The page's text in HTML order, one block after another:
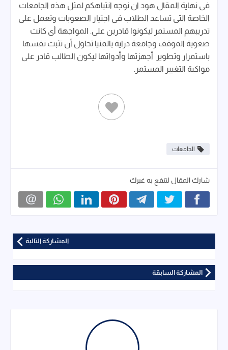
فى نهاية المقال هود ان نوجه انتباهكم لمثل هذه الجامعات
الخاصة التى تساعد الطلاب فى اجتياز الصعوبات وتعمل على
تدريبهم المستمر ليكونوا قادرين على. المواجهة أى كانت
صعوبة الموقف وجامعة دراية بالمنيا تحاول أن تثبت نفسها
باستمرار وتطوير أجهزتها وأدواتها ليكون الطالب قادر على
مواكبة التغيير المستمر.
الجامعات
شارك المقال لتنفع به غيرك
المشاركة التالية
المشاركة السابقة